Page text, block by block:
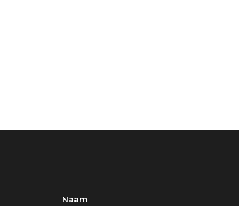
Naam